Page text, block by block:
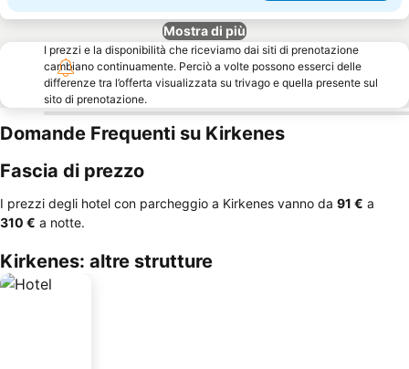
Mostra di più
I prezzi e la disponibilità che riceviamo dai siti di prenotazione
cambiano continuamente. Perciò a volte possono esserci delle
differenze tra l’offerta visualizzata su trivago e quella presente sul
sito di prenotazione.
Domande Frequenti su Kirkenes
Fascia di prezzo
I prezzi degli hotel con parcheggio a Kirkenes vanno da ‎91 € a
‎310 € a notte.
Kirkenes: altre strutture